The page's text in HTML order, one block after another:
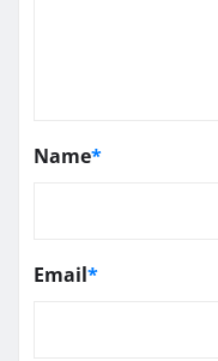
Name*
Email*